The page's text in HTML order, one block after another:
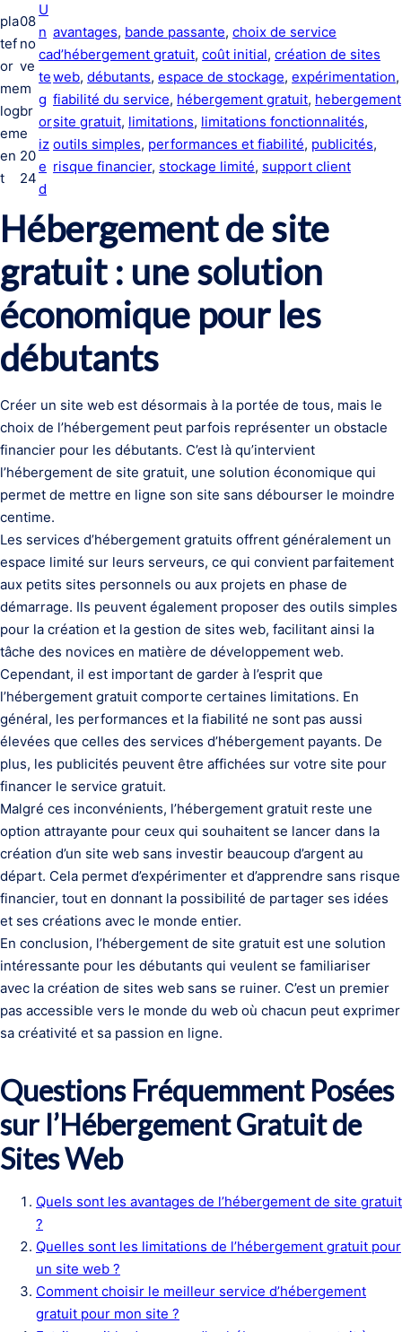
pla
tef
or
me
log
em
en
t
08
no
ve
m
br
e
20
24
U
n
ca
te
g
or
iz
e
d
avantages, bande passante, choix de service
d’hébergement gratuit, coût initial, création de sites
web, débutants, espace de stockage, expérimentation
fiabilité du service, hébergement gratuit, hebergement
site gratuit, limitations, limitations fonctionnalités
outils simples, performances et fiabilité, publicités
risque financier, stockage limité, support client
Hébergement de site
gratuit : une solution
économique pour les
débutants
Créer un site web est désormais à la portée de tous, mais le
choix de l’hébergement peut parfois représenter un obstacle
financier pour les débutants. C’est là qu’intervient
l’hébergement de site gratuit, une solution économique qui
permet de mettre en ligne son site sans débourser le moindre
centime.
Les services d’hébergement gratuits offrent généralement un
espace limité sur leurs serveurs, ce qui convient parfaitement
aux petits sites personnels ou aux projets en phase de
démarrage. Ils peuvent également proposer des outils simples
pour la création et la gestion de sites web, facilitant ainsi la
tâche des novices en matière de développement web.
Cependant, il est important de garder à l’esprit que
l’hébergement gratuit comporte certaines limitations. En
général, les performances et la fiabilité ne sont pas aussi
élevées que celles des services d’hébergement payants. De
plus, les publicités peuvent être affichées sur votre site pour
financer le service gratuit.
Malgré ces inconvénients, l’hébergement gratuit reste une
option attrayante pour ceux qui souhaitent se lancer dans la
création d’un site web sans investir beaucoup d’argent au
départ. Cela permet d’expérimenter et d’apprendre sans risque
financier, tout en donnant la possibilité de partager ses idées
et ses créations avec le monde entier.
En conclusion, l’hébergement de site gratuit est une solution
intéressante pour les débutants qui veulent se familiariser
avec la création de sites web sans se ruiner. C’est un premier
pas accessible vers le monde du web où chacun peut exprimer
sa créativité et sa passion en ligne.
Questions Fréquemment Posées
sur l’Hébergement Gratuit de
Sites Web
Quels sont les avantages de l’hébergement de site gratuit
?
Quelles sont les limitations de l’hébergement gratuit pour
un site web ?
Comment choisir le meilleur service d’hébergement
gratuit pour mon site ?